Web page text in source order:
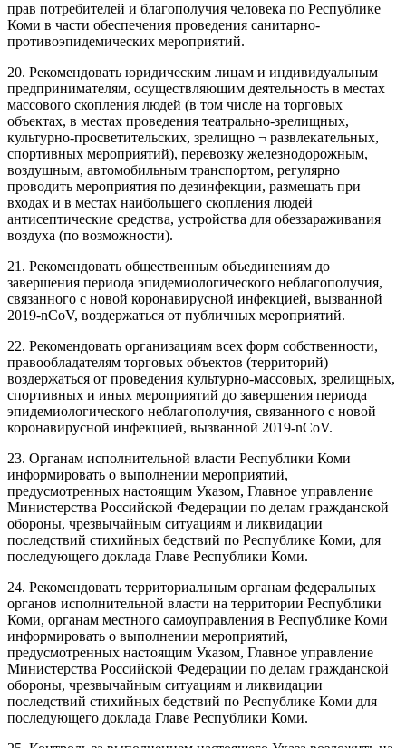
прав потребителей и благополучия человека по Республике
Коми в части обеспечения проведения санитарно-
противоэпидемических мероприятий.
20. Рекомендовать юридическим лицам и индивидуальным
предпринимателям, осуществляющим деятельность в местах
массового скопления людей (в том числе на торговых
объектах, в местах проведения театрально-зрелищных,
культурно-просветительских, зрелищно ¬ развлекательных,
спортивных мероприятий), перевозку железнодорожным,
воздушным, автомобильным транспортом, регулярно
проводить мероприятия по дезинфекции, размещать при
входах и в местах наибольшего скопления людей
антисептические средства, устройства для обеззараживания
воздуха (по возможности).
21. Рекомендовать общественным объединениям до
завершения периода эпидемиологического неблагополучия,
связанного с новой коронавирусной инфекцией, вызванной
2019-nCoV, воздержаться от публичных мероприятий.
22. Рекомендовать организациям всех форм собственности,
правообладателям торговых объектов (территорий)
воздержаться от проведения культурно-массовых, зрелищных,
спортивных и иных мероприятий до завершения периода
эпидемиологического неблагополучия, связанного с новой
коронавирусной инфекцией, вызванной 2019-nCoV.
23. Органам исполнительной власти Республики Коми
информировать о выполнении мероприятий,
предусмотренных настоящим Указом, Главное управление
Министерства Российской Федерации по делам гражданской
обороны, чрезвычайным ситуациям и ликвидации
последствий стихийных бедствий по Республике Коми, для
последующего доклада Главе Республики Коми.
24. Рекомендовать территориальным органам федеральных
органов исполнительной власти на территории Республики
Коми, органам местного самоуправления в Республике Коми
информировать о выполнении мероприятий,
предусмотренных настоящим Указом, Главное управление
Министерства Российской Федерации по делам гражданской
обороны, чрезвычайным ситуациям и ликвидации
последствий стихийных бедствий по Республике Коми для
последующего доклада Главе Республики Коми.